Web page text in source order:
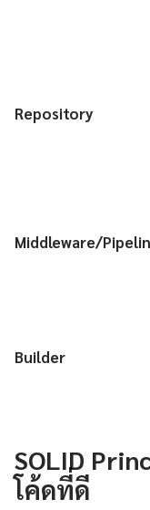
Repository
Middleware/
Builder
SOLID
โค้ดที่ดี